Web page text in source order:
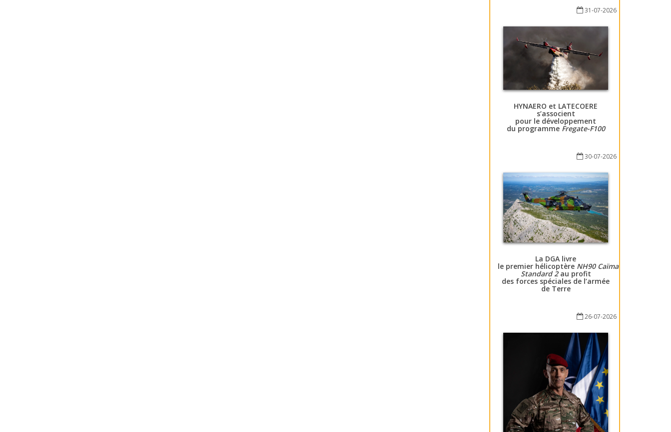
31-07-2026
HYNAERO et LATECOERE
s’associent
pour le développement
du programme Fregate-F100
30-07-2026
La DGA livre
le premier hélicoptère NH90 Caïman
Standard 2au profit
des forces spéciales de l’armée
de Terre
26-07-2026